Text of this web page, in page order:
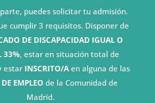
puedes solicitar tu admisión.
cumplir 3 requisitos. Disponer de
DE DISCAPACIDAD IGUAL O
33%, estar en situación total de
estar INSCRITO/Aen alguna de las
EMPLEO de la Comunidad de
Madrid.